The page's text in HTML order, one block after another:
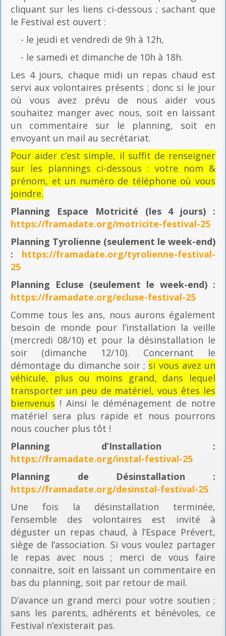
cliquant sur les liens ci-dessous ; sachant que
le Festival est ouvert :
- le jeudi et vendredi de 9h à 12h,
- le samedi et dimanche de 10h à 18h.
Les 4 jours, chaque midi un repas chaud est
servi aux volontaires présents ; donc si le jour
où vous avez prévu de nous aider vous
souhaitez manger avec nous, soit en laissant
un commentaire sur le planning, soit en
envoyant un mail au secrétariat.
Pour aider c’est simple, il suffit de renseigner
sur les plannings ci-dessous : votre nom &
prénom, et un numéro de téléphone où vous
joindre.
Planning Espace Motricité (les 4 jours) :
https://framadate.org/motricite-festival-25
Planning Tyrolienne (seulement le week-end)
: https://framadate.org/tyrolienne-festival-
25
Planning Ecluse (seulement le week-end) :
https://framadate.org/ecluse-festival-25
Comme tous les ans, nous aurons également
besoin de monde pour l’installation la veille
(mercredi 08/10) et pour la désinstallation le
soir (dimanche 12/10). Concernant le
démontage du dimanche soir ; si vous avez un
véhicule, plus ou moins grand, dans lequel
transporter un peu de matériel, vous êtes les
bienvenus ! Ainsi le déménagement de notre
matériel sera plus rapide et nous pourrons
nous coucher plus tôt !
Planning d’Installation :
https://framadate.org/instal-festival-25
Planning de Désinstallation :
https://framadate.org/desinstal-festival-25
Une fois la désinstallation terminée,
l’ensemble des volontaires est invité à
déguster un repas chaud, à l’Espace Prévert,
siège de l’association. Si vous voulez partager
le repas avec nous ; merci de vous faire
connaitre, soit en laissant un commentaire en
bas du planning, soit par retour de mail.
D’avance un grand merci pour votre soutien ;
sans les parents, adhérents et bénévoles, ce
Festival n’existerait pas.